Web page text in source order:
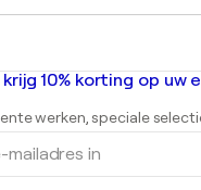
te koop
in Nederland
krijg 10% korting op
werken, speciale